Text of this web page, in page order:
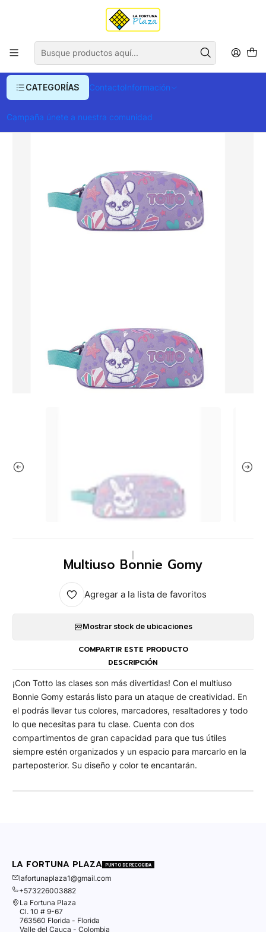
CATEGORÍAS ContactoInformación
Campaña únete a nuestra comunidad
Envío gratis para compras superiores a $ 400.000
Multiuso Bonnie Gomy
Multiuso Bonnie Gomy
Agregar a la lista de favoritos
Mostrar stock de ubicaciones
COMPARTIR ESTE PRODUCTO
DESCRIPCIÓN
¡Con Totto las clases son más divertidas! Con el multiuso
Bonnie Gomy estarás listo para un ataque de creatividad. En
el podrás llevar tus colores, marcadores, resaltadores y todo
lo que necesitas para tu clase. Cuenta con dos
compartimentos de gran capacidad para que tus útiles
siempre estén organizados y un espacio para marcarlo en la
parteposterior. Su diseño y color te encantarán.
LA FORTUNA PLAZA PUNTO DE RECOGIDA
lafortunaplaza1@gmail.com
+573226003882
La Fortuna Plaza
Cl. 10 # 9-67
763560 Florida - Florida
Valle del Cauca - Colombia